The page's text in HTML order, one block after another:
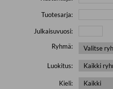
Tuotesarja:
Julkaisuvuosi:
Ryhmä:
Luokitus:
Kieli: